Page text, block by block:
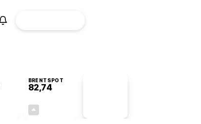
BRENTSPOT
82,74